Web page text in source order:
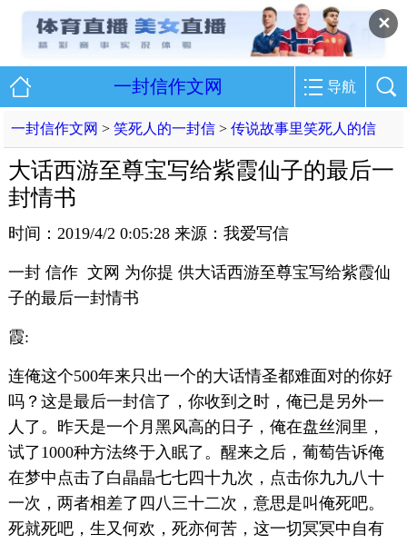
✕
一封信作文网 导航
一封信作文网 >笑死人的一封信 >传说故事里笑死人的信
大话西游至尊宝写给紫霞仙子的最后一
封情书
时间：2019/4/2 0:05:28 来源：我爱写信
一封 信作 文网 为你提 供大话西游至尊宝写给紫霞仙
子的最后一封情书
霞:
连俺这个500年来只出一个的大话情圣都难面对的你好
吗？这是最后一封信了，你收到之时，俺已是另外一
人了。昨天是一个月黑风高的日子，俺在盘丝洞里，
试了1000种方法终于入眠了。醒来之后，葡萄告诉俺
在梦中点击了白晶晶七七四十九次，点击你九九八十
一次，两者相差了四八三十二次，意思是叫俺死吧。
死就死吧，生又何欢，死亦何苦，这一切冥冥中自有